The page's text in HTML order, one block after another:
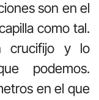
son en el
como tal.
crucifijo y lo
podemos.
en el que